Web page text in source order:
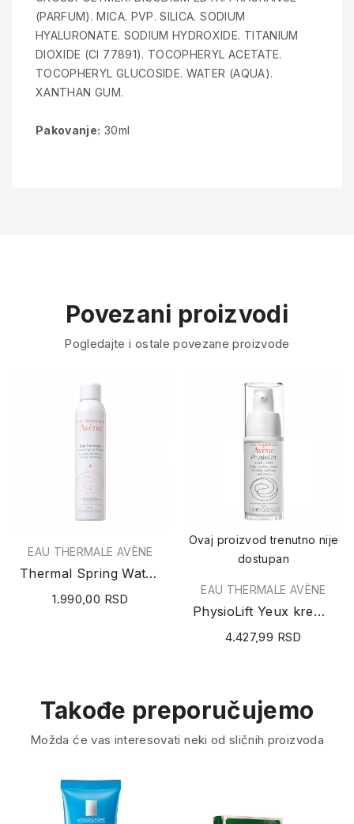
(PARFUM). MICA. PVP. SILICA. SODIUM
HYALURONATE. SODIUM HYDROXIDE. TITANIUM
DIOXIDE (CI 77891). TOCOPHERYL ACETATE.
TOCOPHERYL GLUCOSIDE. WATER (AQUA).
XANTHAN GUM.
Pakovanje: 30ml
Povezani proizvodi
Pogledajte i ostale povezane proizvode
EAU THERMALE AVÈNE
Thermal Spring Water (termalna izvorska voda)...
1.990,00 RSD
Ovaj proizvod trenutno nije
dostupan
EAU THERMALE AVÈNE
PhysioLift Yeux krema za predeo oko očiju 15ml
4.427,99 RSD
Takođe preporučujemo
Možda će vas interesovati neki od sličnih proizvoda